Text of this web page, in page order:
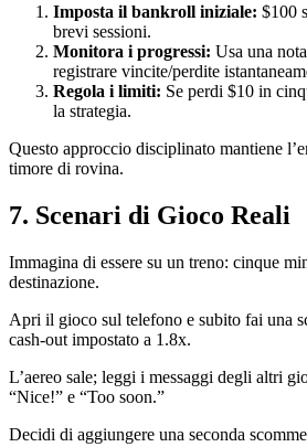
Imposta il bankroll iniziale: $100
brevi sessioni.
Monitora i progressi: Usa una
registrare vincite/perdite
Regola i limiti: Se perdi $10 in
la strategia.
Questo approccio disciplinato mantiene
timore di rovina.
7. Scenari di Gioco Reali
Immagina di essere su un treno: cinque
destinazione.
Apri il gioco sul telefono e subito fai una
cash‑out impostato a 1.8x.
L’aereo sale; leggi i messaggi degli altri
“Nice!” e “Too soon.”
Decidi di aggiungere una seconda